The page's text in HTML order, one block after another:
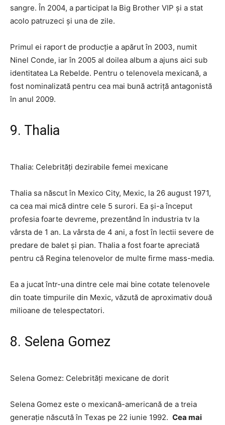
sangre. În 2004, a participat la Big Brother VIP și a stat
acolo patruzeci și una de zile.
Primul ei raport de producție a apărut în 2003, numit
Ninel Conde, iar în 2005 al doilea album a ajuns aici sub
identitatea La Rebelde. Pentru o telenovela mexicană, a
fost nominalizată pentru cea mai bună actriță antagonistă
în anul 2009.
9. Thalia
Thalia: Celebrități dezirabile femei mexicane
Thalia sa născut în Mexico City, Mexic, la 26 august 1971,
ca cea mai mică dintre cele 5 surori. Ea și-a început
profesia foarte devreme, prezentând în industria tv la
vârsta de 1 an. La vârsta de 4 ani, a fost în lectii severe de
predare de balet și pian. Thalia a fost foarte apreciată
pentru că Regina telenovelor de multe firme mass-media.
Ea a jucat într-una dintre cele mai bine cotate telenovele
din toate timpurile din Mexic, văzută de aproximativ două
milioane de telespectatori.
8. Selena Gomez
Selena Gomez: Celebrități mexicane de dorit
Selena Gomez este o mexicană-americană de a treia
generație născută în Texas pe 22 iunie 1992. Cea mai